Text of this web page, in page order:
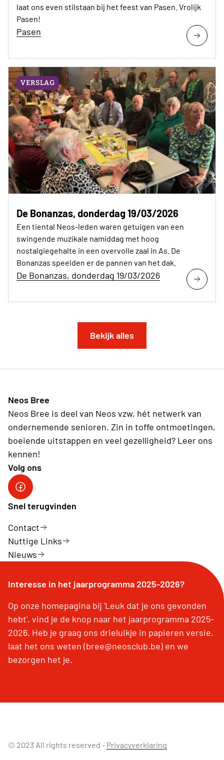
laat ons even stilstaan bij het feest van Pasen. Vrolijk
Pasen!
Pasen
VERSLAG
De Bonanzas, donderdag 19/03/2026
Een tiental Neos-leden waren getuigen van een
swingende muzikale namiddag met hoog
nostalgiegehalte in een overvolle zaal in As. De
Bonanzas speelden er de pannen van het dak.
De Bonanzas, donderdag 19/03/2026
Bekijk alles
Neos Bree
Neos Bree is deel van Neos vzw, hét netwerk van
ondernemende senioren. Zin in toffe ontmoetingen,
boeiende uitstappen en veel gezelligheid? Leer ons
kennen!
Volg ons
Neos Bree
Snel terugvinden
Contact
Nuttige Links
Nieuws
Interesse in het jaarprogramma 2025-2026?
Op onze homepagina bij 'Leuk dat je ons gevonden
hebt', vind je de knop naar het jaarprogramma 2025-
2026. Heb je graag ons drieluikje in papieren versie,
laat het ons weten (bree@neosclub.be) en we
bezorgen het je.
© 2023 All rights reserved - Privacyverklaring